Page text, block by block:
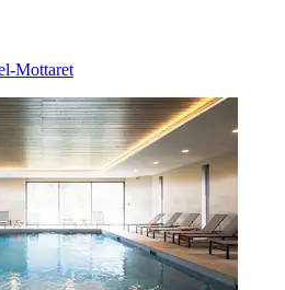
Mottaret